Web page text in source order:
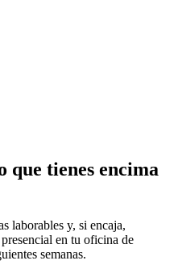
que tienes encima
laborables y, si encaja,
en tu oficina de
semanas.